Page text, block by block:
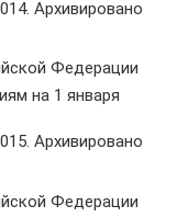
Архивировано
Федерации
на 1 января
Архивировано
Федерации